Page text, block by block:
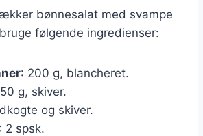
bønnesalat med svampe
følgende ingredienser:
: 200 g, blancheret.
g, skiver.
og skiver.
: 2 spsk.